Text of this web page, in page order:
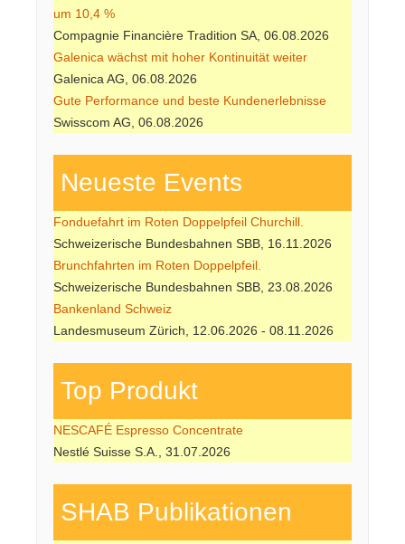
um 10,4 %
Compagnie Financière Tradition SA, 06.08.2026
Galenica wächst mit hoher Kontinuität weiter
Galenica AG, 06.08.2026
Gute Performance und beste Kundenerlebnisse
Swisscom AG, 06.08.2026
Neueste Events
Fonduefahrt im Roten Doppelpfeil Churchill.
Schweizerische Bundesbahnen SBB, 16.11.2026
Brunchfahrten im Roten Doppelpfeil.
Schweizerische Bundesbahnen SBB, 23.08.2026
Bankenland Schweiz
Landesmuseum Zürich, 12.06.2026 - 08.11.2026
Top Produkt
NESCAFÉ Espresso Concentrate
Nestlé Suisse S.A., 31.07.2026
SHAB Publi­kati­onen